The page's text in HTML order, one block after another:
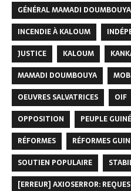
GÉNÉRAL MAMADI DOUMBOUYA
INCENDIE À KALOUM
JUSTICE
KALOUM
MAMADI DOUMBOUYA
OEUVRES SALVATRICES
OIF
OPPOSITION
PEUPLE
RÉFORMES
RÉFORMES
SOUTIEN POPULAIRE
[ERREUR] AXIOSERROR: